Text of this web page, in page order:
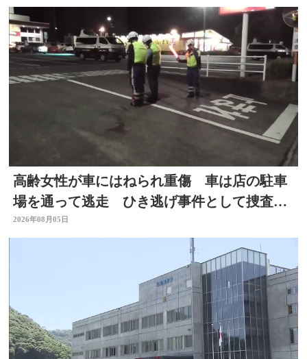
高齢女性が車にはねられ重傷 車は店の駐車
場を通って逃走 ひき逃げ事件として捜査
大分
2026年08月05日